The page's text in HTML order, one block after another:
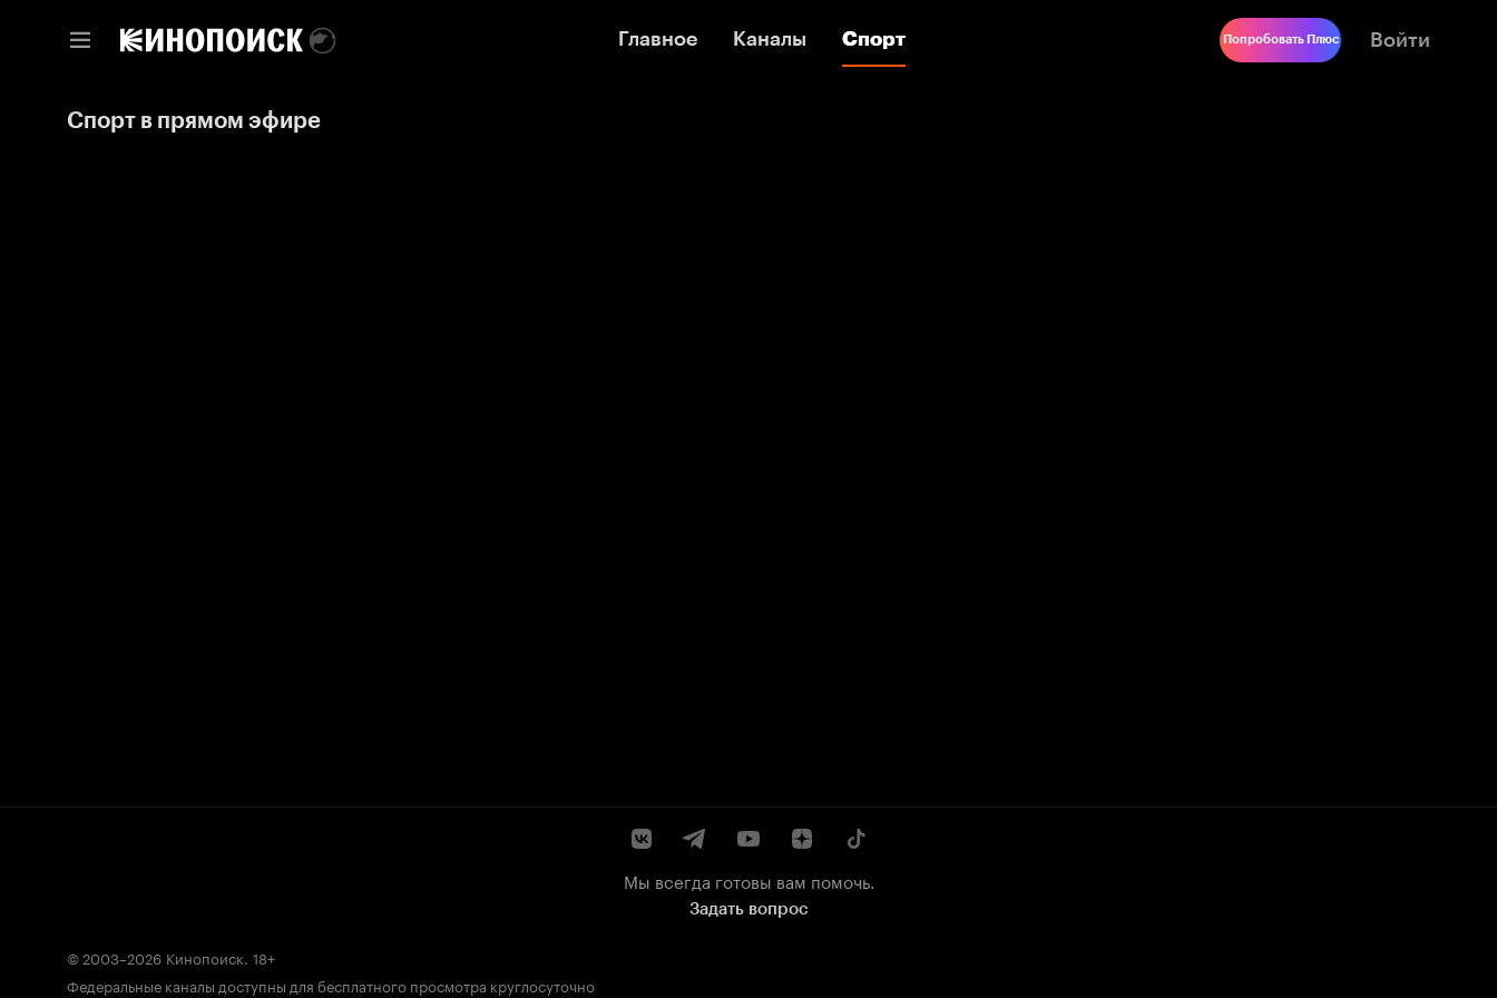
Главное Каналы Спорт
Главное Каналы Спорт Попробовать Плюс Войти
Спорт в прямом эфире
Мы всегда готовы вам помочь.
Задать вопрос
© 2003–2026 Кинопоиск. 18+
Федеральные каналы доступны для бесплатного просмотра круглосуточно